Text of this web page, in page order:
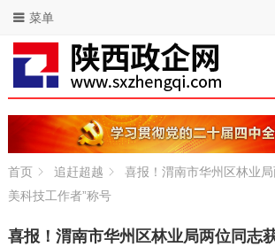
菜单
首页 追赶超越
喜报！渭南市华州区林业
美科技工作者”称号
喜报！渭南市华州区林业局两位同志